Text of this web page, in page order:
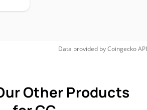
Data provided byCoingeckoAPI
Other Products